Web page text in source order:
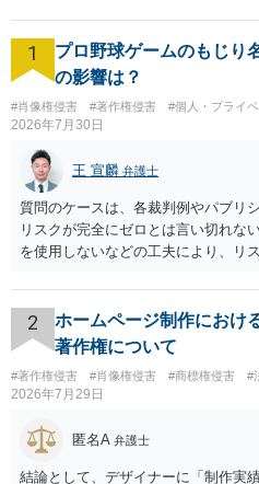
1
プロ野球ゲームのもじり
の影響は？
#肖像権侵害 #著作権侵害 #個人・プライベ
2026年7月30日
王 宣麟 弁護士
質問のケースは、各裁判例やパブリ
リスクが完全にゼロとは言い切れな
を使用しないなどの工夫により、リ
推測できる」という点は、裁判で争
利用を目的とする」と判断される余
です。 また、広告収益の有無は、
性がありますが、決定的要因ではあ
成否は、主に「専ら顧客吸引力の利
断されます。広告収益があることは
すが、それだけで直ちに侵害となる
非営利であれば「表現の自由」「創
れる可能性があります。一方、広告
2
ホームページ制作におけ
著作権について
#著作権侵害 #肖像権侵害 #商標権侵害 #
2026年7月29日
匿名A 弁護士
結論として、デザイナーに「制作実